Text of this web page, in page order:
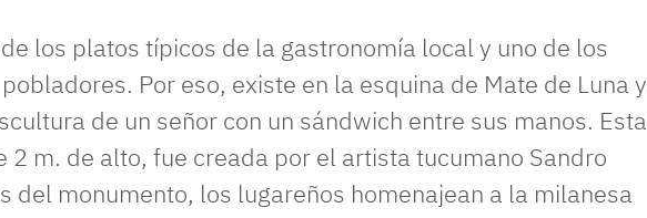
los platos típicos de la gastronomía local y uno de los
Por eso, existe en la esquina de Mate de Luna y
de un señor con un sándwich entre sus manos. Esta
2 m. de alto, fue creada por el artista tucumano Sandro
del monumento, los lugareños homenajean a la milanesa